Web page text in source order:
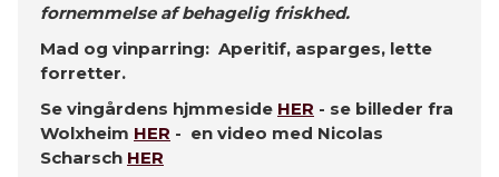
fornemmelse af behagelig friskhed.
Mad og vinparring: Aperitif, asparges, lette
forretter.
Se vingårdens hjmmeside HER - se billeder fra
Wolxheim HER - en video med Nicolas
Scharsch HER